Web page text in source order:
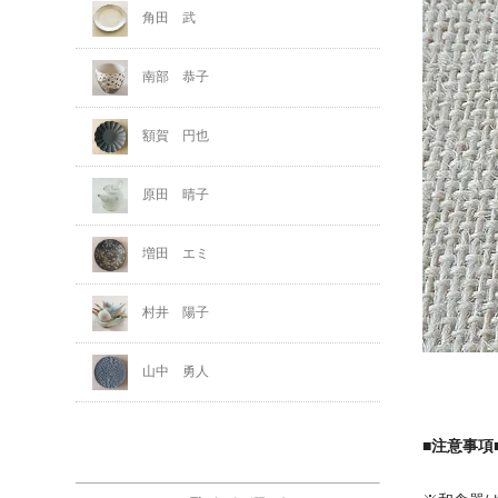
■注意事項
角田 武
南部 恭子
額賀 円也
原田 晴子
増田 エミ
村井 陽子
山中 勇人